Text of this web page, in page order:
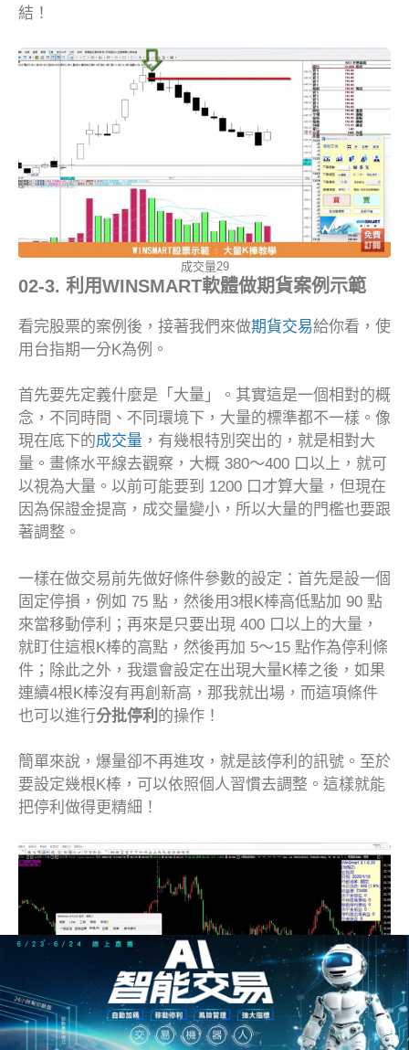
結！
成交量29
02-3. 利用WINSMART軟體做期貨案例示範
看完股票的案例後，接著我們來做期貨交易給你看，使
用台指期一分K為例。
首先要先定義什麼是「大量」。其實這是一個相對的概
念，不同時間、不同環境下，大量的標準都不一樣。像
現在底下的成交量 ，有幾根特別突出的，就是相對大
量。畫條水平線去觀察，大概 380～400 口以上，就可
以視為大量。以前可能要到 1200 口才算大量，但現在
因為保證金提高，成交量變小，所以大量的門檻也要跟
著調整。
一樣在做交易前先做好條件參數的設定：首先是設一個
固定停損，例如 75 點，然後用3根K棒高低點加 90 點
來當移動停利；再來是只要出現 400 口以上的大量，
就盯住這根K棒的高點，然後再加 5～15 點作為停利條
件；除此之外，我還會設定在出現大量K棒之後，如果
連續4根K棒沒有再創新高，那我就出場，而這項條件
也可以進行分批停利 的操作！
簡單來說，爆量卻不再進攻，就是該停利的訊號。至於
要設定幾根K棒，可以依照個人習慣去調整。這樣就能
把停利做得更精細！